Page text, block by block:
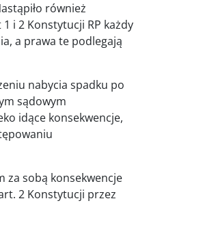
również
i 2 Konstytucji RP każdy
a prawa te podlegają
nabycia spadku po
sądowym
idące konsekwencje,
za sobą konsekwencje
2 Konstytucji przez